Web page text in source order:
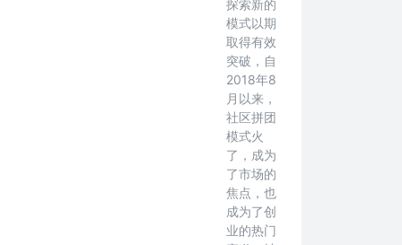
探索新的
模式以期
取得有效
突破，自
2018年8
月以来，
社区拼团
模式火
了，成为
了市场的
焦点，也
成为了创
业的热门